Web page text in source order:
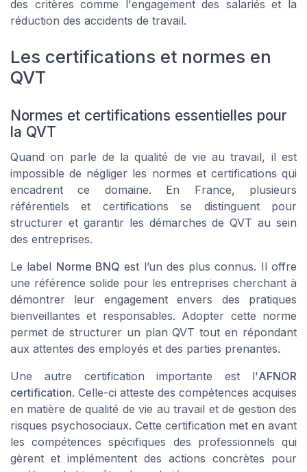
des critères comme l'engagement des salariés et la
réduction des accidents de travail.
Les certifications et normes en
QVT
Normes et certifications essentielles pour
la QVT
Quand on parle de la qualité de vie au travail, il est
impossible de négliger les normes et certifications qui
encadrent ce domaine. En France, plusieurs
référentiels et certifications se distinguent pour
structurer et garantir les démarches de QVT au sein
des entreprises.
Le label Norme BNQ est l’un des plus connus. Il offre
une référence solide pour les entreprises cherchant à
démontrer leur engagement envers des pratiques
bienveillantes et responsables. Adopter cette norme
permet de structurer un plan QVT tout en répondant
aux attentes des employés et des parties prenantes.
Une autre certification importante est l'AFNOR
certification. Celle-ci atteste des compétences acquises
en matière de qualité de vie au travail et de gestion des
risques psychosociaux. Cette certification met en avant
les compétences spécifiques des professionnels qui
gèrent et implémentent des actions concrètes pour